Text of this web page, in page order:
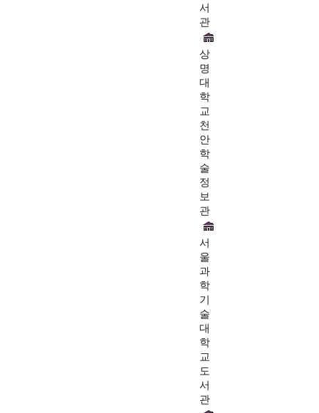
서
관
상
명
대
학
교
천
안
학
술
정
보
관
서
울
과
학
기
술
대
학
교
도
서
관